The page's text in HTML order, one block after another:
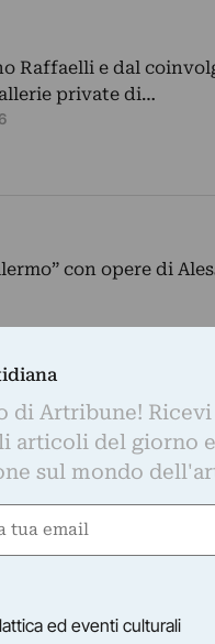
Raffaelli e dal
private di…
con opere di
di Artribune! Ricevi
articoli del giorno e
sul mondo
ed eventi culturali